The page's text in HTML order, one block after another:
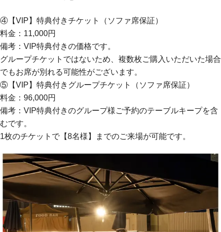
④【VIP】特典付きチケット（ソファ席保証）
料金：11,000円
備考：VIP特典付きの価格です。
グループチケットではないため、複数枚ご購入いただいた場合
でもお席が別れる可能性がございます。
⑤【VIP】特典付きグループチケット（ソファ席保証）
料金：96,000円
備考：VIP特典付きのグループ様ご予約のテーブルキープを含
むです。
1枚のチケットで【8名様】までのご来場が可能です。